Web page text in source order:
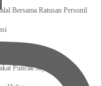
Bersama Ratusan Personil
Puncak Jaya